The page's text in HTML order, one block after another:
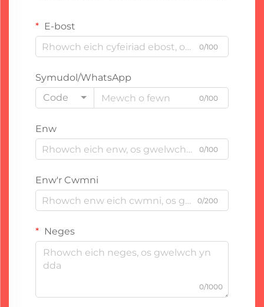
E-bost
0/100
Symudol/WhatsApp
Code
0/100
Enw
0/100
Enw'r Cwmni
0/200
Neges
0/1000